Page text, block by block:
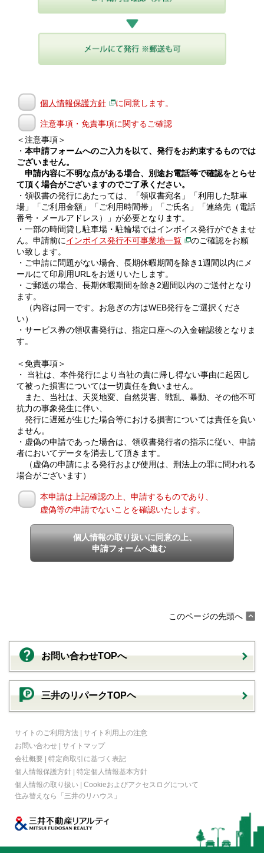
個人情報保護方針 に同意します。
注意事項・免責事項に関するご確認
＜注意事項＞
・ 本申請フォームへのご入力を以て、発行をお約束するものでは
ございません。
申請内容に不明な点がある場合、別途お電話等で確認をとらせ
て頂く場合がございますのでご了承ください。
・領収書の発行にあたっては、「領収書宛名」「利用した駐車
場」「ご利用金額」「ご利用時間帯」「ご氏名」「連絡先（電話
番号・メールアドレス）」が必要となります。
・一部の時間貸し駐車場・駐輪場ではインボイス発行ができませ
ん。申請前にインボイス発行不可事業地一覧
のご確認をお願
い致します。
・ご申請に問題がない場合、長期休暇期間を除き1週間以内にメ
ールにて印刷用URLをお送りいたします。
・ご郵送の場合、長期休暇期間を除き2週間以内のご送付となり
ます。
（内容は同一です。お急ぎの方はWEB発行をご選択くださ
い）
・サービス券の領収書発行は、指定口座への入金確認後となりま
す。
＜免責事項＞
・ 当社は、本件発行により当社の責に帰し得ない事由に起因し
て被った損害については一切責任を負いません。
また、当社は、天災地変、自然災害、戦乱、暴動、その他不可
抗力の事象発生に伴い、
発行に遅延が生じた場合等における損害については責任を負い
ません。
・虚偽の申請であった場合は、領収書発行者の指示に従い、申請
者においてデータを消去して頂きます。
（虚偽の申請による発行および使用は、刑法上の罪に問われる
場合がございます）
本申請は上記確認の上、申請するものであり、
虚偽等の申請でないことを確認いたします。
個人情報の取り扱いに同意の上、
申請フォームへ進む
このページの先頭へ
お問い合わせTOPへ
三井のリパークTOPヘ
サイトのご利用方法 | サイト利用上の注意
お問い合わせ | サイトマップ
会社概要 | 特定商取引に基づく表記
個人情報保護方針 | 特定個人情報基本方針
個人情報の取り扱い | Cookieおよびアクセスログについて
住み替えなら
「三井のリハウス」